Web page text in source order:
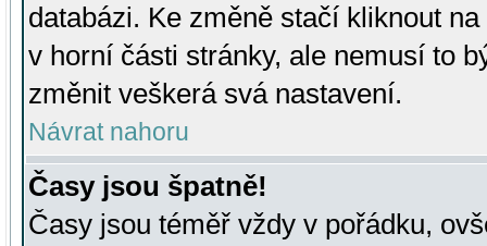
databázi. Ke změně stačí kliknout
v horní části stránky, ale nemusí to
změnit veškerá svá nastavení.
Návrat nahoru
Časy jsou špatně!
Časy jsou téměř vždy v pořádku,